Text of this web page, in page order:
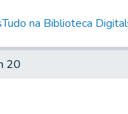
Tudo na Biblioteca Digital
20